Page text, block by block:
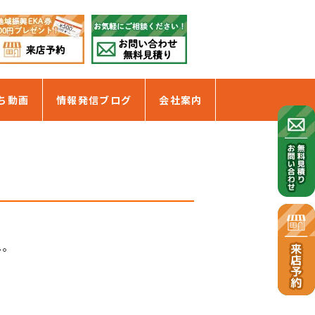
動画 情報発信ブログ 会社案内